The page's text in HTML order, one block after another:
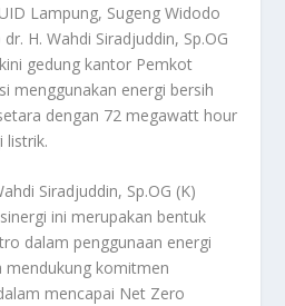
Lampung, Sugeng Widodo
H. Wahdi Siradjuddin, Sp.OG
gedung kantor Pemkot
menggunakan energi bersih
dengan 72 megawatt hour
listrik.
Siradjuddin, Sp.OG (K)
ini merupakan bentuk
dalam penggunaan energi
mendukung komitmen
mencapai Net Zero